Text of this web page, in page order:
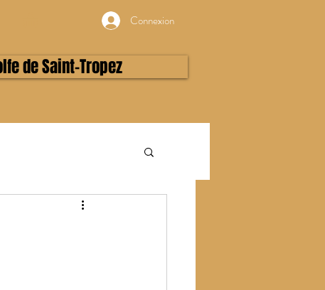
Connexion
de Saint-Tropez